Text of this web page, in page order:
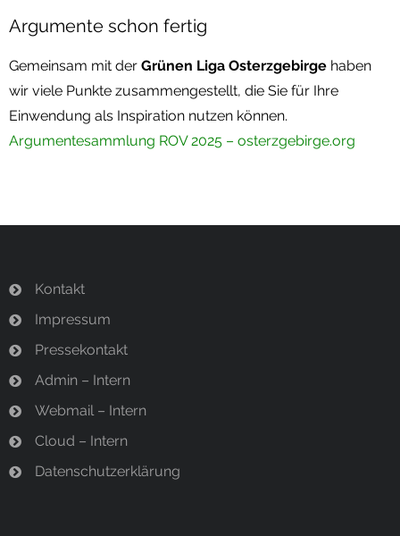
Argumente schon fertig
Gemeinsam mit der Grünen Liga Osterzgebirge haben
wir viele Punkte zusammengestellt, die Sie für Ihre
Einwendung als Inspiration nutzen können.
Argumentesammlung ROV 2025 – osterzgebirge.org
Kontakt
Impressum
Pressekontakt
Admin – Intern
Webmail – Intern
Cloud – Intern
Datenschutzerklärung